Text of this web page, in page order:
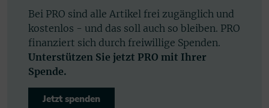
Bei PRO sind alle Artikel frei zugänglich und
kostenlos - und das soll auch so bleiben. PRO
finanziert sich durch freiwillige Spenden.
Unterstützen Sie jetzt PRO mit Ihrer
Spende.
Jetzt spenden